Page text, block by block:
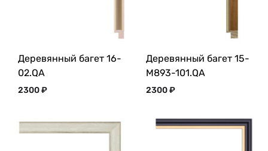
Деревянный багет 16-
02.QA
2300₽
Деревянный багет 15-
M893-101.QA
2300₽